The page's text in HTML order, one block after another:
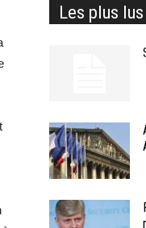
Les plus lus